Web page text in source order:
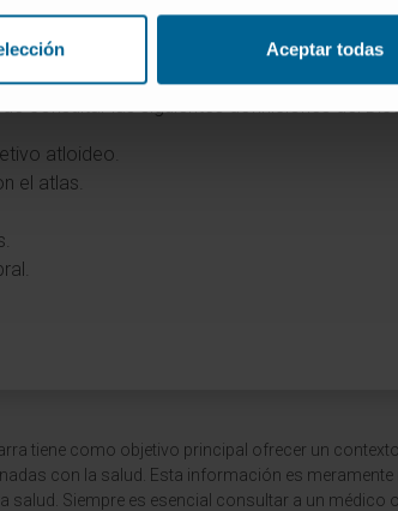
Aceptar todas
consultar las siguientes definiciones del
atloideo.
el atlas.
tiene como objetivo principal ofrecer un
con la salud. Esta información es
Siempre es esencial consultar a un médico